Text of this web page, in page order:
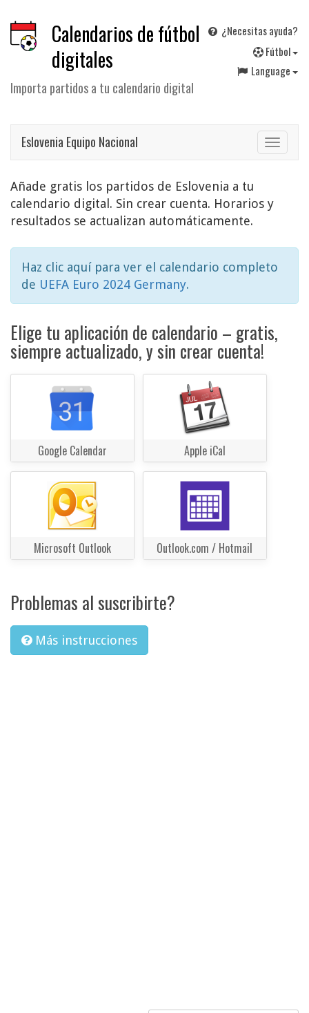
Calendarios de fútbol
digitales
Importa partidos a tu calendario digital
¿Necesitas ayuda?
Fútbol
Language
Toggle
Eslovenia Equipo Nacional
Añade gratis los partidos de Eslovenia a tu
calendario digital. Sin crear cuenta. Horarios y
resultados se actualizan automáticamente.
Haz clic aquí para ver el calendario completo
de UEFA Euro 2024 Germany.
Elige tu aplicación de calendario – gratis,
siempre actualizado, y sin crear cuenta!
Google Calendar Apple iCal
Microsoft Outlook Outlook.com / Hotmail
Problemas al suscribirte?
Más instrucciones